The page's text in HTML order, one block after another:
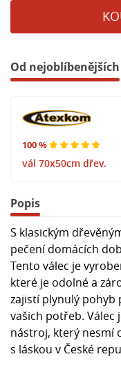
Od nejoblíbenějších
100 %
vál 70x50cm dřev.
Popis
S klasickým
pečení domácích
Tento válec je
které je odolné a
zajistí plynulý pohyb
vašich potřeb. Válec
nástroj, který nesmí
s láskou v České